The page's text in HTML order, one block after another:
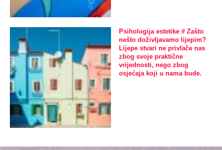
Psihologija estetike # Zašto
nešto doživljavamo lijepim?
Lijepe stvari ne privlače nas
zbog svoje praktične
vrijednosti, nego zbog
osjećaja koji u nama bude.